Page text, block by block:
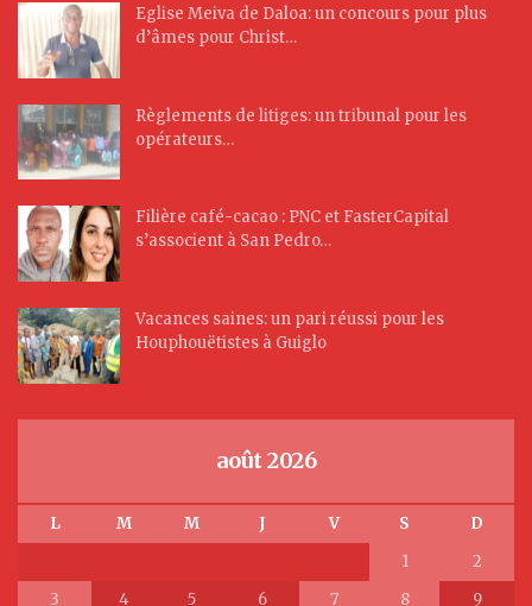
Eglise Meiva de Daloa: un concours pour plus
d’âmes pour Christ…
Règlements de litiges: un tribunal pour les
opérateurs…
Filière café-cacao : PNC et FasterCapital
s’associent à San Pedro…
Vacances saines: un pari réussi pour les
Houphouëtistes à Guiglo
août 2026
L M M J V S
D
1
2
3
4 5 6 7 8
9